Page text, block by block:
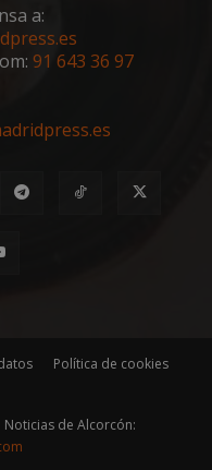
a:
91 643 36 97
Política de cookies
Noticias de Alcorcón:
rendimiento